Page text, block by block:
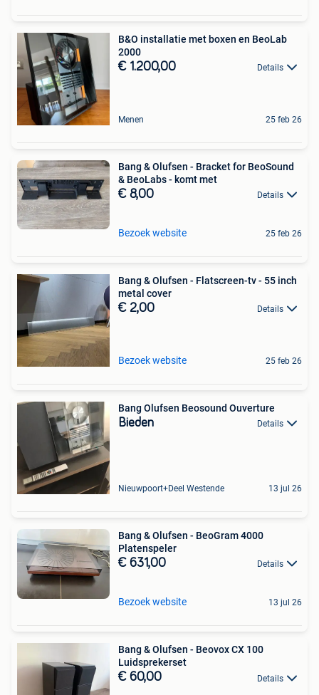
B&O installatie met boxen en BeoLab
2000
€ 1.200,00 Details
Menen 25 feb 26
Bang & Olufsen - Bracket for BeoSound
& BeoLabs - komt met
€ 8,00 Details
Bezoek website 25 feb 26
Bang & Olufsen - Flatscreen-tv - 55 inch
metal cover
€ 2,00 Details
Bezoek website 25 feb 26
Bang Olufsen Beosound Ouverture
Bieden Details
Nieuwpoort+Deel Westende 13 jul 26
Bang & Olufsen - BeoGram 4000
Platenspeler
€ 631,00 Details
Bezoek website 13 jul 26
Bang & Olufsen - Beovox CX 100
Luidsprekerset
€ 60,00 Details